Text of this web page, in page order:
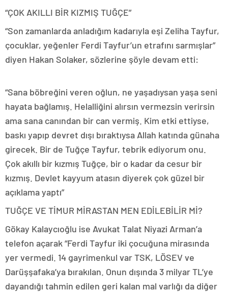
“ÇOK AKILLI BİR KIZMIŞ TUĞÇE”
“Son zamanlarda anladığım kadarıyla eşi Zeliha Tayfur,
çocuklar, yeğenler Ferdi Tayfur’un etrafını sarmışlar”
diyen Hakan Solaker, sözlerine şöyle devam etti:
“Sana böbreğini veren oğlun, ne yaşadıysan yaşa seni
hayata bağlamış. Helalliğini alırsın vermezsin verirsin
ama sana canından bir can vermiş. Kim etki ettiyse,
baskı yapıp devret dışı bıraktıysa Allah katında günaha
girecek. Bir de Tuğçe Tayfur, tebrik ediyorum onu.
Çok akıllı bir kızmış Tuğçe, bir o kadar da cesur bir
kızmış. Devlet kayyum atasın diyerek çok güzel bir
açıklama yaptı”
TUĞÇE VE TİMUR MİRASTAN MEN EDİLEBİLİR Mİ?
Gökay Kalaycıoğlu ise Avukat Talat Niyazi Arman’a
telefon açarak “Ferdi Tayfur iki çocuğuna mirasında
yer vermedi. 14 gayrimenkul var TSK, LÖSEV ve
Darüşşafaka’ya bırakılan. Onun dışında 3 milyar TL’ye
dayandığı tahmin edilen geri kalan mal varlığı da diğer